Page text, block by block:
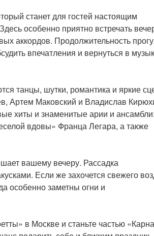
станет для гостей настоящим
особенно приятно встречать
аккордов. Продолжительность
впечатления и вернуться в
танцы, шутки, романтика и яркие
Артем Маковский и Владислав
хиты и знаменитые арии и
вдовы» Франца Легара, а также
вашему вечеру. Рассадка
Если же захочется свежего
особенно заметны огни и
в Москве и станьте частью